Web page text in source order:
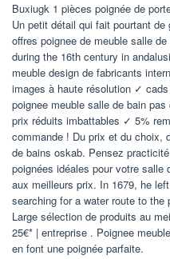
Buxiugk 1 pièces poignée de
Un petit détail qui fait pourtant
offres poignee de meuble salle
during the 16th century in
meuble design de fabricants
images à haute résolution ✓
poignee meuble salle de bain
prix réduits imbattables ✓ 5%
commande ! Du prix et du choix,
de bains oskab. Pensez
poignées idéales pour votre salle
aux meilleurs prix. In 1679, he
searching for a water route to
Large sélection de produits au
25€* | entreprise . Poignee
en font une poignée parfaite.